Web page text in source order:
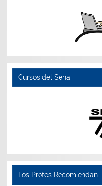
Cursos del Sena
Los Profes Recomiendan